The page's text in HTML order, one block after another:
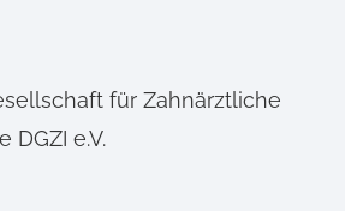
für Zahnärztliche
DGZI e.V.